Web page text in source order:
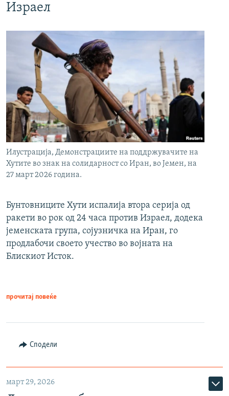
Израел
Илустрација, Демонстрациите на поддржувачите на
Хутите во знак на солидарност со Иран, во Јемен, на
27 март 2026 година.
Бунтовниците Хути испалија втора серија од
ракети во рок од 24 часа против Израел, додека
јеменската група, сојузничка на Иран, го
продлабочи своето учество во војната на
Блискиот Исток.
прочитај повеќе
Сподели
март 29, 2026